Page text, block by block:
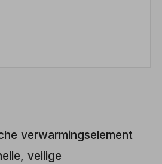
verwarmingselement
veilige